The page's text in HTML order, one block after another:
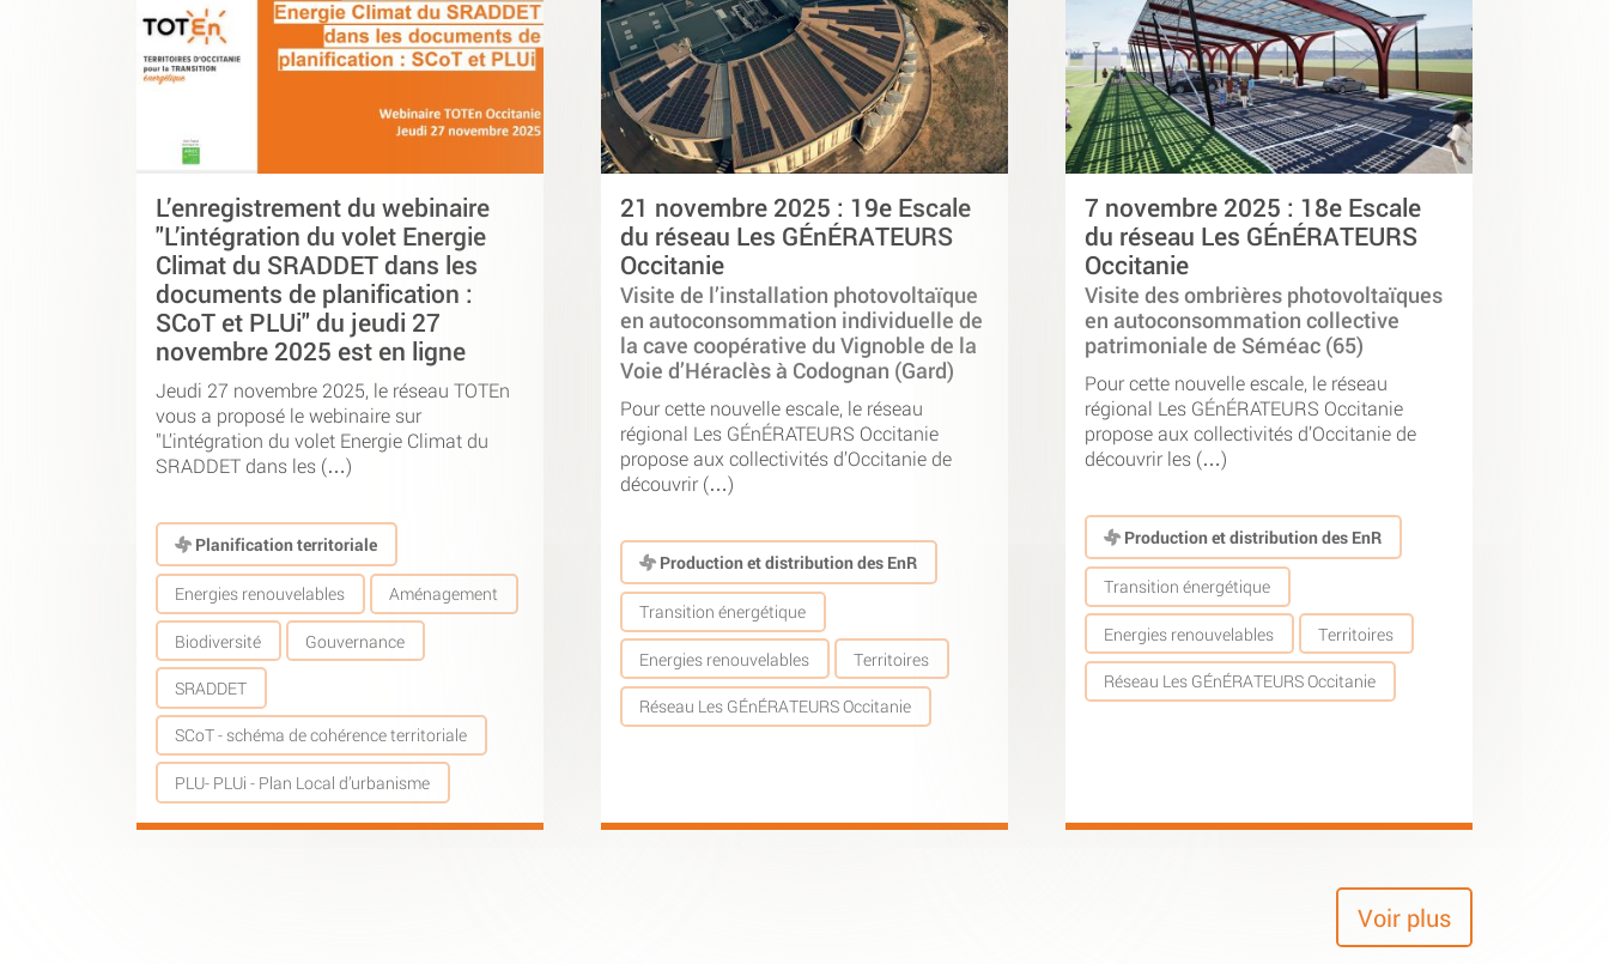
L’enregistrement du webinaire
"L’intégration du volet Energie
Climat du SRADDET dans les
documents de planification :
SCoT et PLUi" du jeudi 27
novembre 2025 est en ligne
Jeudi 27 novembre 2025, le réseau TOTEn
vous a proposé le webinaire sur
"L’intégration du volet Energie Climat du
SRADDET dans les (…)
Planification territoriale
Energies renouvelables Aménagement
Biodiversité Gouvernance
SRADDET
SCoT - schéma de cohérence territoriale
PLU- PLUi - Plan Local d’urbanisme
21 novembre 2025 : 19e Escale
du réseau Les GÉnÉRATEURS
Occitanie
Visite de l’installation photovoltaïque
en autoconsommation individuelle de
la cave coopérative du Vignoble de la
Voie d’Héraclès à Codognan (Gard)
Pour cette nouvelle escale, le réseau
régional Les GÉnÉRATEURS Occitanie
propose aux collectivités d’Occitanie de
découvrir (…)
Production et distribution des EnR
Transition énergétique
Energies renouvelables Territoires
Réseau Les GÉnÉRATEURS Occitanie
7 novembre 2025 : 18e Escale
du réseau Les GÉnÉRATEURS
Occitanie
Visite des ombrières photovoltaïques
en autoconsommation collective
patrimoniale de Séméac (65)
Pour cette nouvelle escale, le réseau
régional Les GÉnÉRATEURS Occitanie
propose aux collectivités d’Occitanie de
découvrir les (…)
Production et distribution des EnR
Transition énergétique
Energies renouvelables Territoires
Réseau Les GÉnÉRATEURS Occitanie
Voir plus